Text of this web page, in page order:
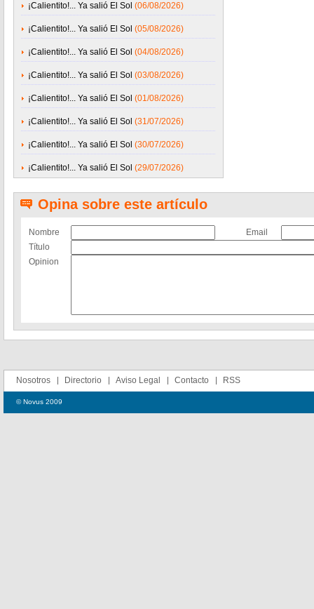
¡Calientito!... Ya salió El Sol (06/08/2026)
¡Calientito!... Ya salió El Sol (05/08/2026)
¡Calientito!... Ya salió El Sol (04/08/2026)
¡Calientito!... Ya salió El Sol (03/08/2026)
¡Calientito!... Ya salió El Sol (01/08/2026)
¡Calientito!... Ya salió El Sol (31/07/2026)
¡Calientito!... Ya salió El Sol (30/07/2026)
¡Calientito!... Ya salió El Sol (29/07/2026)
Opina sobre este artículo
Nombre
Email
Título
Opinion
Nosotros Directorio Aviso Legal Contacto RSS
© Novus 2009